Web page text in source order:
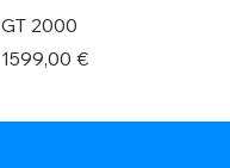
GT 2000
Prezzo
1599,00 €